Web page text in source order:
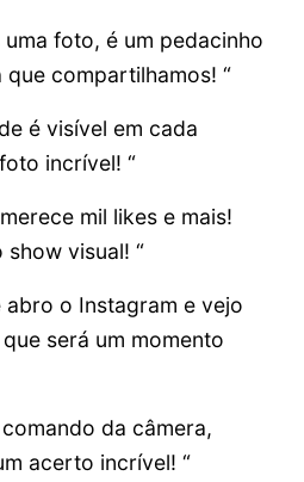
uma foto, é um pedacinho
que compartilhamos! “
é visível em cada
incrível! “
mil likes e mais!
visual! “
abro o Instagram e vejo
será um momento
da câmera,
acerto incrível! “